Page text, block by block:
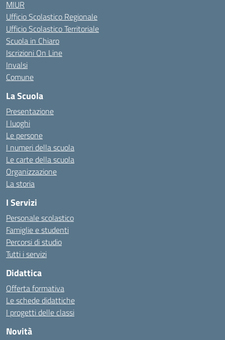
MIUR
Ufficio Scolastico Regionale
Ufficio Scolastico Territoriale
Scuola in Chiaro
Iscrizioni On Line
Invalsi
Comune
La Scuola
Presentazione
I luoghi
Le persone
I numeri della scuola
Le carte della scuola
Organizzazione
La storia
I Servizi
Personale scolastico
Famiglie e studenti
Percorsi di studio
Tutti i servizi
Didattica
Offerta formativa
Le schede didattiche
I progetti delle classi
Novità